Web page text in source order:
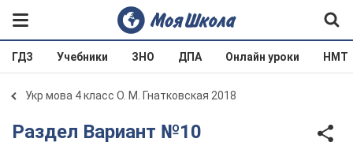
ГДЗ Учебники ЗНО ДПА Онлайн уроки НМТ
Укр мова 4 класс О. М. Гнатковская 2018
Раздел Вариант №10